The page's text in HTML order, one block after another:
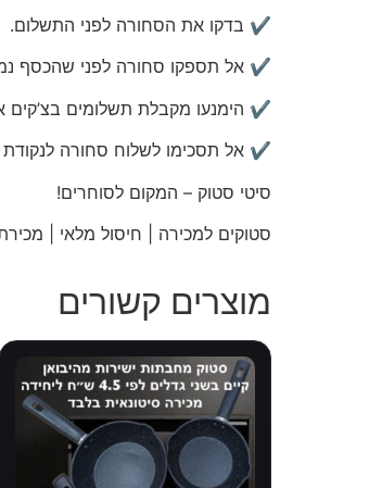
✔️ בדקו את הסחורה לפני התשלום.
✔️ אל תספקו סחורה לפני שהכסף
✔️ הימנעו מקבלת תשלומים בצ’קים
✔️ אל תסכימו לשלוח סחורה
סיטי סטוק – המקום לסוחרים!
סטוקים למכירה | חיסול מלאי |
מוצרים קשורים